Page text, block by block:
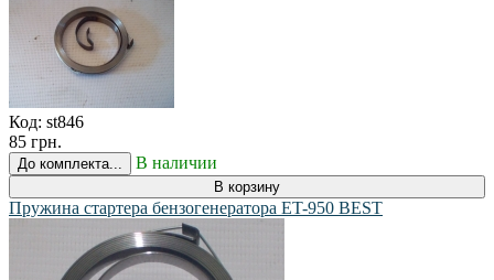
Код: st846
85 грн.
До комплекта... В наличии
В корзину
Пружина стартера бензогенератора ET-950 BEST